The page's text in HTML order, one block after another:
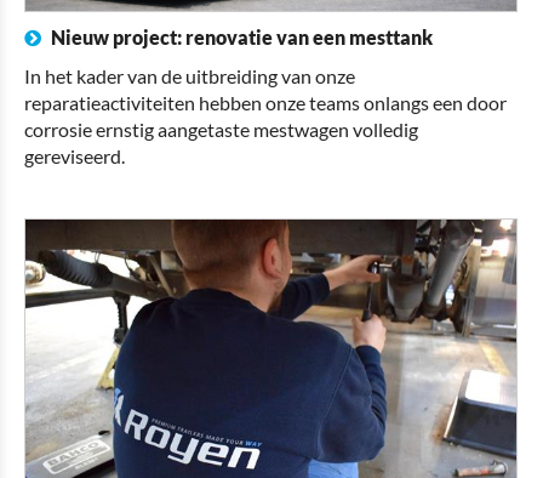
Nieuw project: renovatie van een mesttank
In het kader van de uitbreiding van onze
reparatieactiviteiten hebben onze teams onlangs een door
corrosie ernstig aangetaste mestwagen volledig
gereviseerd.